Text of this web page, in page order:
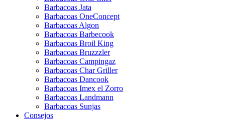
Barbacoas Jata
Barbacoas OneConcept
Barbacoas Algon
Barbacoas Barbecook
Barbacoas Broil King
Barbacoas Bruzzzler
Barbacoas Campingaz
Barbacoas Char Griller
Barbacoas Dancook
Barbacoas Imex el Zorro
Barbacoas Landmann
Barbacoas Sunjas
Consejos